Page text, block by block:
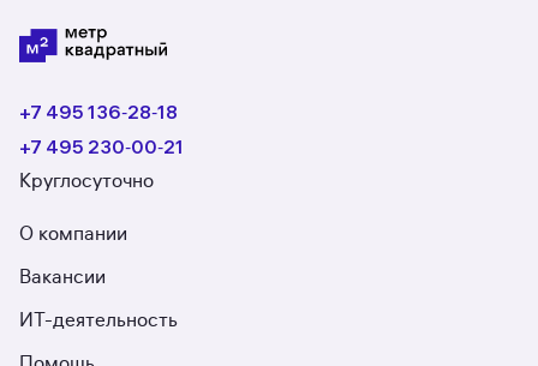
+7 495 136‑28‑18
+7 495 230‑00‑21
Круглосуточно
О компании
Вакансии
ИТ-деятельность